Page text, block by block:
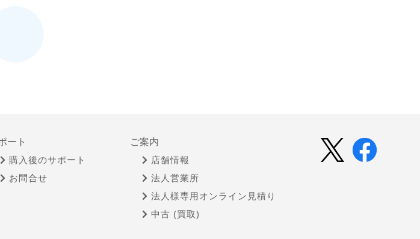
ート
購入後のサポート
お問合せ
ご案内
店舗情報
法人営業所
法人様専用オンライン見積り
中古 (買取)